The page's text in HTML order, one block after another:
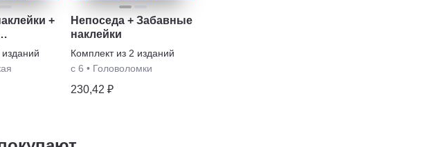
+
изданий
Непоседа + Забавные
наклейки
Комплект из 2 изданий
с 6 • Головоломки
230,42 ₽